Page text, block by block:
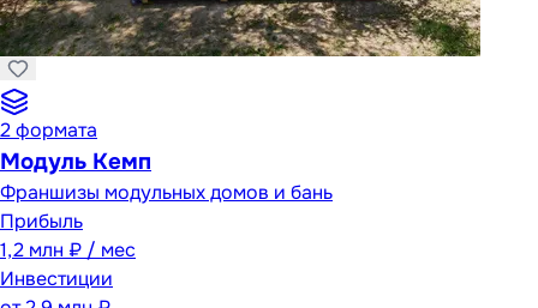
2формата
Модуль Кемп
Франшизы модульных домов и бань
Прибыль
1,2 млн ₽ / мес
Инвестиции